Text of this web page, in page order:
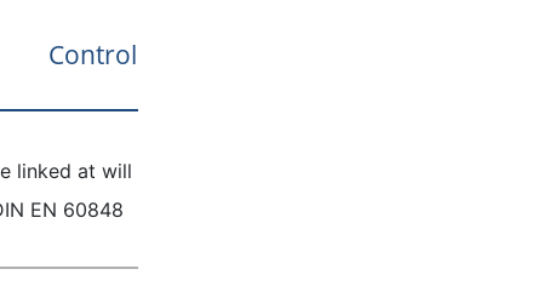
Control
linked at will
EN 60848